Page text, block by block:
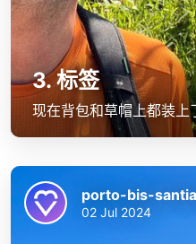
3. 标签
现在背包和草帽上都装上
porto-bis-
02 Jul 2024